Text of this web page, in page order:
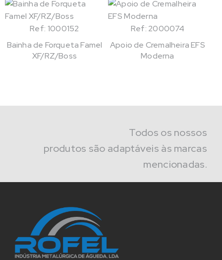
Ref: 1000152
Bainha de Forqueta Famel
XF/RZ/Boss
Ref: 2000074
Apoio de Cremalheira EFS
Moderna
Todos os nossos
produtos são adaptáveis às marcas
mencionadas.